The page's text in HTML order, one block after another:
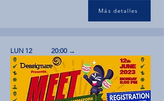
Más detalles
LUN 12 20:00 →